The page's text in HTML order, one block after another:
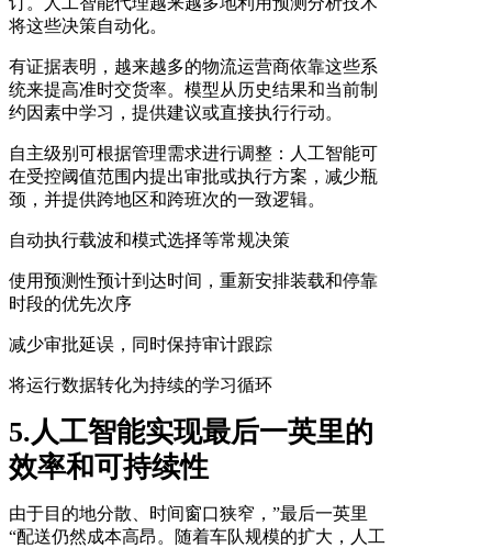
将这些决策自动化。
有证据表明，越来越多的物流运营商依靠这些系
统来提高准时交货率。模型从历史结果和当前制
约因素中学习，提供建议或直接执行行动。
自主级别可根据管理需求进行调整：人工智能可
在受控阈值范围内提出审批或执行方案，减少瓶
颈，并提供跨地区和跨班次的一致逻辑。
自动执行载波和模式选择等常规决策
使用预测性预计到达时间，重新安排装载和停靠
时段的优先次序
减少审批延误，同时保持审计跟踪
将运行数据转化为持续的学习循环
5.人工智能实现最后一英里的
效率和可持续性
由于目的地分散、时间窗口狭窄，”最后一英里
“配送仍然成本高昂。随着车队规模的扩大，人工